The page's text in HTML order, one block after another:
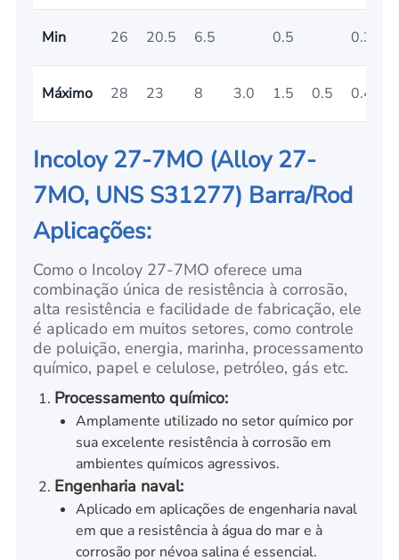
Min 26 20.5 6.5 0.5 0.3
Máximo 28 23 8 3.0 1.5 0.5 0.4
Incoloy 27-7MO (Alloy 27-
7MO, UNS S31277) Barra/Rod
Aplicações:
Como o Incoloy 27-7MO oferece uma
combinação única de resistência à corrosão,
alta resistência e facilidade de fabricação, ele
é aplicado em muitos setores, como controle
de poluição, energia, marinha, processamento
químico, papel e celulose, petróleo, gás etc.
Processamento químico:
Amplamente utilizado no setor químico por
sua excelente resistência à corrosão em
ambientes químicos agressivos.
Engenharia naval:
Aplicado em aplicações de engenharia naval
em que a resistência à água do mar e à
corrosão por névoa salina é essencial.